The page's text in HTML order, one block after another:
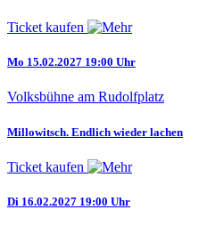
Ticket kaufen
Mo 15.02.2027 19:00 Uhr
Volksbühne am Rudolfplatz
Millowitsch. Endlich wieder lachen
Ticket kaufen
Di 16.02.2027 19:00 Uhr